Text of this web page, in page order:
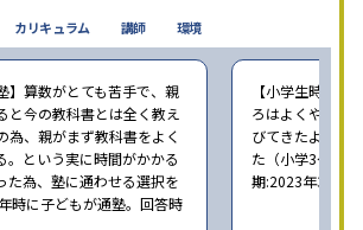
】算数がとても苦手で、親
と今の教科書とは全く教え
為、親がまず教科書をよく
。という実に時間がかかる
た為、塾に通わせる選択を
時に子どもが通塾。回答時
【小学生時の通
ろはよくやり方
びてきたようで
た（小学3〜6年
期:2023年3月）
カリキュラム 講師 環境